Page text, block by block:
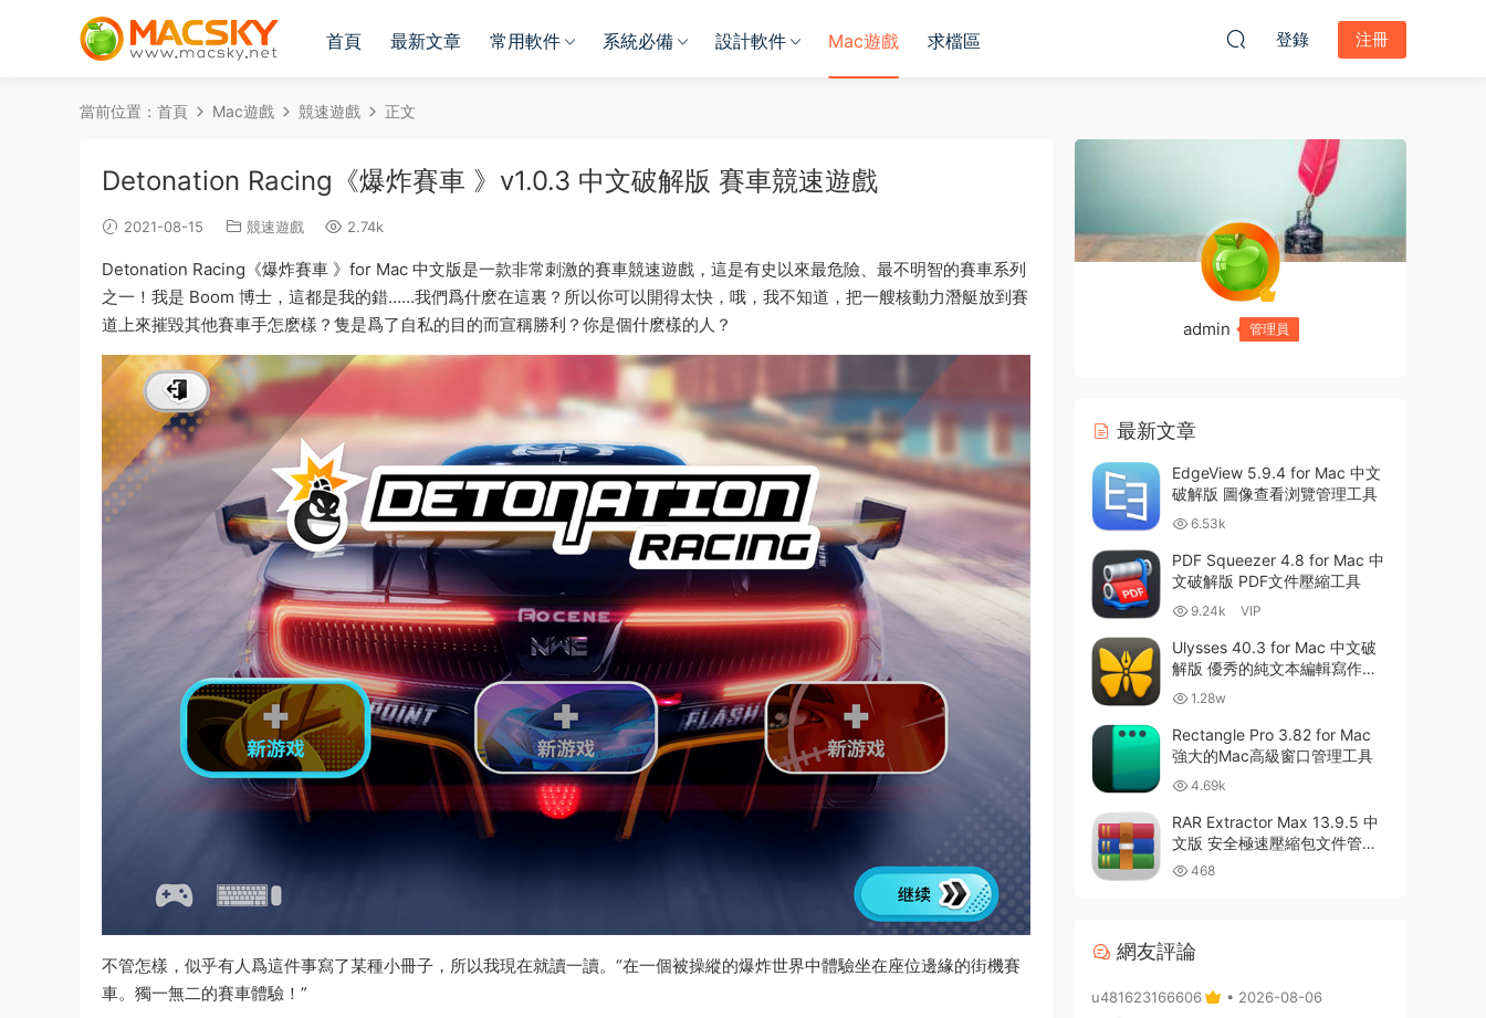
首頁 最新文章 常用軟件 系統必備 設計軟件 Mac遊戲 求檔區 登錄 注冊
當前位置： 首頁 Mac遊戲 競速遊戲 正文
Detonation Racing《爆炸賽車 》v1.0.3 中文破解版 賽車競速遊戲
2021-08-15 競速遊戲 2.74k
Detonation Racing《爆炸賽車 》for Mac 中文版是一款非常刺激的賽車競速遊戲，這是有史以來最危險、最不明智的賽車系列
之一！我是 Boom 博士，這都是我的錯……我們爲什麽在這裏？所以你可以開得太快，哦，我不知道，把一艘核動力潛艇放到賽
道上來摧毀其他賽車手怎麽樣？隻是爲了自私的目的而宣稱勝利？你是個什麽樣的人？
不管怎樣，似乎有人爲這件事寫了某種小冊子，所以我現在就讀一讀。“在一個被操縱的爆炸世界中體驗坐在座位邊緣的街機賽
車。獨一無二的賽車體驗！”
admin 管理員
最新文章
EdgeView 5.9.4 for Mac 中文
破解版 圖像查看浏覽管理工具
6.53k
PDF Squeezer 4.8 for Mac 中
文破解版 PDF文件壓縮工具
9.24k VIP
Ulysses 40.3 for Mac 中文破
解版 優秀的純文本編輯寫作軟
件 1.28w
Rectangle Pro 3.82 for Mac
強大的Mac高級窗口管理工具
4.69k
RAR Extractor Max 13.9.5 中
文版 安全極速壓縮包文件管理
器 468
網友評論
u481623166606 • 2026-08-06